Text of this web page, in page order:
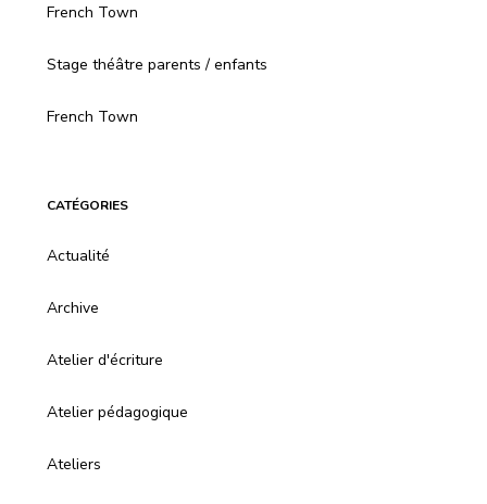
French Town
Stage théâtre parents / enfants
French Town
CATÉGORIES
Actualité
Archive
Atelier d'écriture
Atelier pédagogique
Ateliers